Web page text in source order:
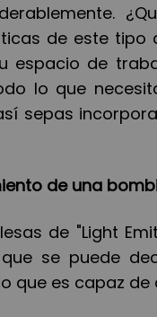
de este tipo
espacio de
lo que
sepas
de una
de "Light
se puede
que es capaz de